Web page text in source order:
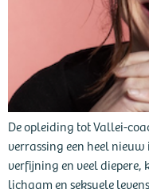
De opleiding tot Vallei-
verrassing een heel
verfijning en veel
lichaam en seksuele